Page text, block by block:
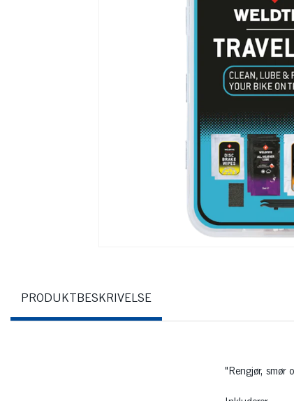
PRODUKTBESKRIVELSE
"Rengjør, smør